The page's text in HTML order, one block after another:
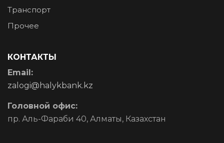
Транспорт
Прочее
КОНТАКТЫ
Email:
zalogi@halykbank.kz
Головной офис:
пр. Аль-Фараби 40, Алматы, Казахстан